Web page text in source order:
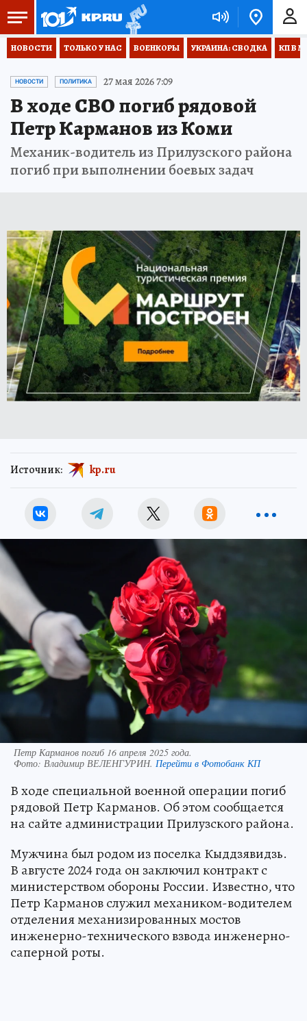
НОВОСТИ ТОЛЬКО У НАС ВОЕНКОРЫ УКРАИНА: СВОДКА КП В
НОВОСТИ ПОЛИТИКА 27 мая 2026 7:09
В ходе СВО погиб рядовой
Петр Карманов из Коми
Механик-водитель из Прилузского района
погиб при выполнении боевых задач
Источник: kp.ru
Петр Карманов погиб 16 апреля 2025 года.
Фото: Владимир ВЕЛЕНГУРИН. Перейти в Фотобанк КП
В ходе специальной военной операции погиб
рядовой Петр Карманов. Об этом сообщается
на сайте администрации Прилузского района.
Мужчина был родом из поселка Кыддзявидзь.
В августе 2024 года он заключил контракт с
министерством обороны России. Известно, что
Петр Карманов служил механиком-водителем
отделения механизированных мостов
инженерно-технического взвода инженерно-
саперной роты.